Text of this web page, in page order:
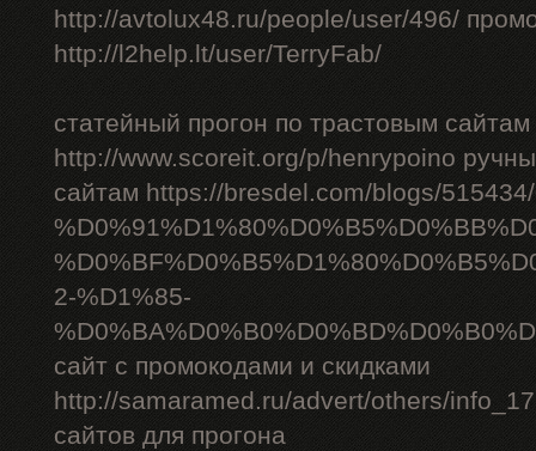
http://avtolux48.ru/people/user/496/
http://l2help.lt/user/TerryFab/
статейный прогон по трастовым сайтам
http://www.scoreit.org/p/henrypoino
сайтам https://bresdel.com/blogs/
2-%D1%85-
сайт с промокодами и скидками
http://samaramed.ru/advert/others/
сайтов для прогона